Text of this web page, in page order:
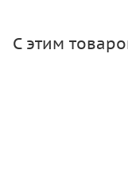
С этим